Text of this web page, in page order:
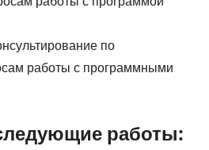
по
работы с программными
работы: